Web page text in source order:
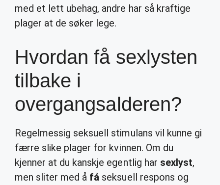
med et lett ubehag, andre har så kraftige
plager at de søker lege.
Hvordan få sexlysten
tilbake i
overgangsalderen?
Regelmessig seksuell stimulans vil kunne gi
færre slike plager for kvinnen. Om du
kjenner at du kanskje egentlig har sexlyst,
men sliter med å få seksuell respons og